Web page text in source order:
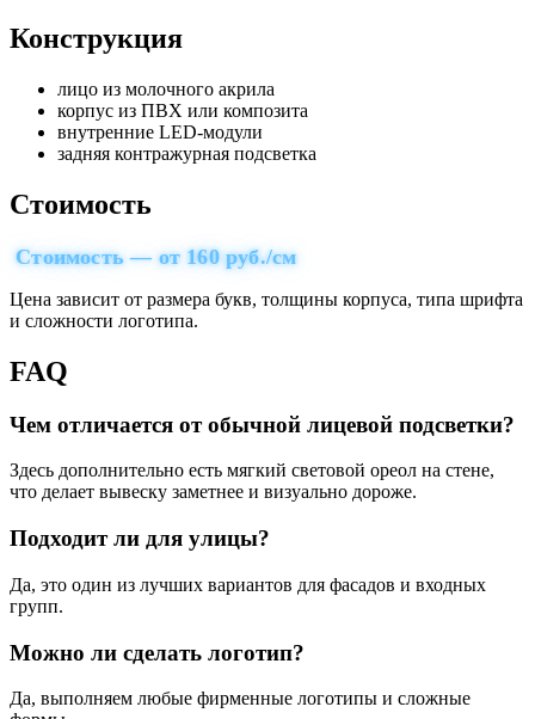
Конструкция
лицо из молочного акрила
корпус из ПВХ или композита
внутренние LED-модули
задняя контражурная подсветка
Стоимость
Стоимость — от 160 руб./см
Цена зависит от размера букв, толщины корпуса, типа шрифта
и сложности логотипа.
FAQ
Чем отличается от обычной лицевой подсветки?
Здесь дополнительно есть мягкий световой ореол на стене,
что делает вывеску заметнее и визуально дороже.
Подходит ли для улицы?
Да, это один из лучших вариантов для фасадов и входных
групп.
Можно ли сделать логотип?
Да, выполняем любые фирменные логотипы и сложные